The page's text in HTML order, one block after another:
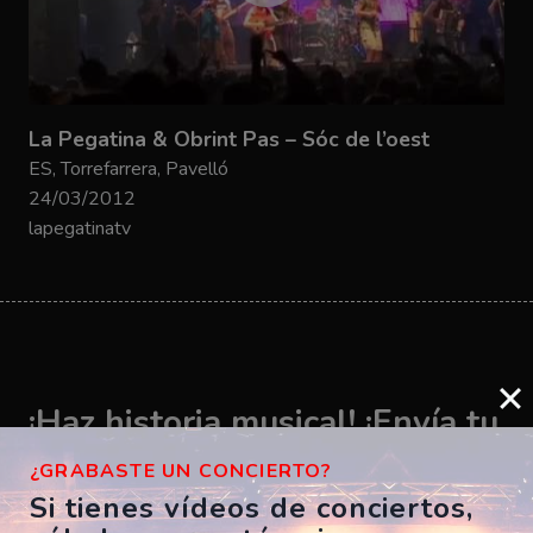
La Pegatina & Obrint Pas – Sóc de l’oest
ES, Torrefarrera, Pavelló
24/03/2012
lapegatinatv
¡Haz historia musical! ¡Envía tu
vídeo ahora!
¿GRABASTE UN CONCIERTO?
Si tienes vídeos de conciertos,